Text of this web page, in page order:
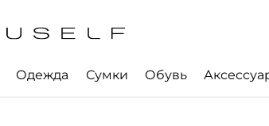
Одежда Сумки Обувь